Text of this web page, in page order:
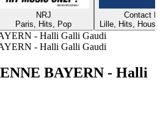
NRJ
Paris, Hits, Pop
Contact
Lille, Hits,
- Halli Galli Gaudi
- Halli Galli Gaudi
BAYERN - Halli